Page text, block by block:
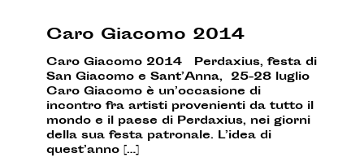
Caro Giacomo 2014
Caro Giacomo 2014 Perdaxius, festa di
San Giacomo e Sant’Anna, 25-28 luglio
Caro Giacomo è un’occasione di
incontro fra artisti provenienti da tutto il
mondo e il paese di Perdaxius, nei giorni
della sua festa patronale. L’idea di
quest’anno […]